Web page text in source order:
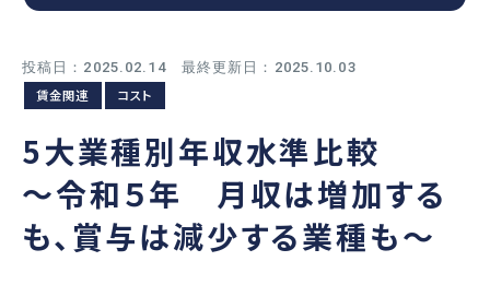
2030
2030年代までに変わる
人事管理の9つの領域
SERVICE
投稿日：2025.02.14 最終更新日：2025.10.03
賃金関連 コスト
5大業種別年収水準比較
～令和５年 月収は増加する
も、賞与は減少する業種も～